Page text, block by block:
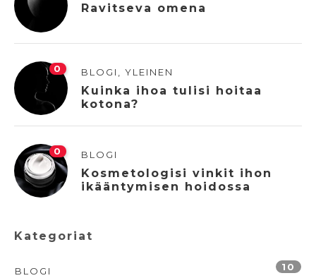
Ravitseva omena
0 BLOGI YLEINEN
Kuinka ihoa tulisi hoitaa
kotona?
0 BLOGI
Kosmetologisi vinkit ihon
ikääntymisen hoidossa
Kategoriat
BLOGI 10